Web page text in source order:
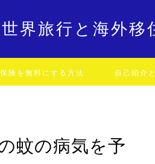
界旅行と海外移
険を無料にする方法 自己紹介
蚊の病気を予